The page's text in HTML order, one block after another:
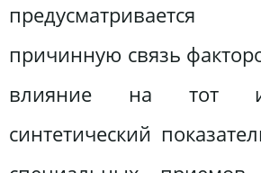
причинную связь
влияние на тот
синтетический